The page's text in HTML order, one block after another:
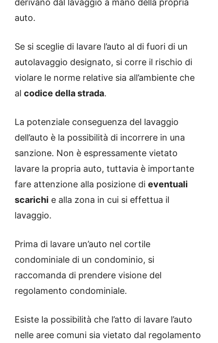
auto.
Se si sceglie di lavare l’auto al di fuori di un
autolavaggio designato, si corre il rischio di
violare le norme relative sia all’ambiente che
al codice della strada.
La potenziale conseguenza del lavaggio
dell’auto è la possibilità di incorrere in una
sanzione. Non è espressamente vietato
lavare la propria auto, tuttavia è importante
fare attenzione alla posizione di eventuali
scarichi e alla zona in cui si effettua il
lavaggio.
Prima di lavare un’auto nel cortile
condominiale di un condominio, si
raccomanda di prendere visione del
regolamento condominiale.
Esiste la possibilità che l’atto di lavare l’auto
nelle aree comuni sia vietato dal regolamento